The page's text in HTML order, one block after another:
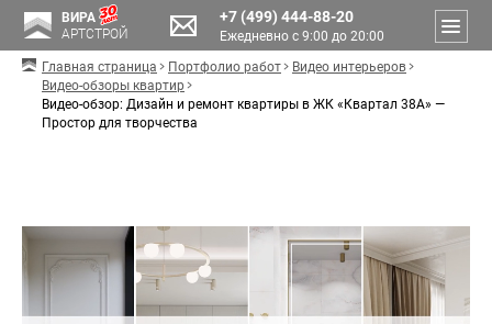
ВИРА
АРТСТРОЙ
+7 (499) 444-88-20
Ежедневно с 9:00 до 20:00
Главная страница
Портфолио работ
Видео интерьеров
Видео-обзоры квартир
Видео-обзор: Дизайн и ремонт квартиры в ЖК «Квартал 38А» —
Простор для творчества